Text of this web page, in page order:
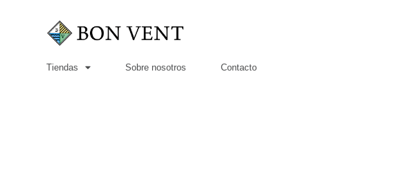
Tiendas Sobre nosotros Contacto